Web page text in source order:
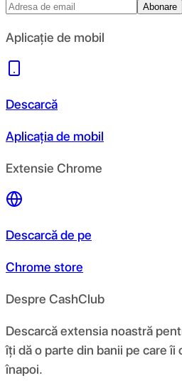
Abonare
Aplicație de mobil
Descarcă
Aplicația de mobil
Extensie Chrome
Descarcă de pe
Chrome store
Despre CashClub
Descarcă extensia noastră
îți dă o parte din banii pe care
înapoi.